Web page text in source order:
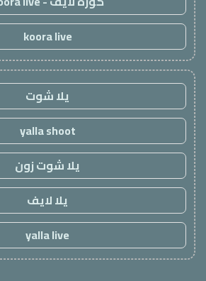
koora live
يلا شوت
yalla shoot
يلا شوت زون
يلا لايف
yalla live